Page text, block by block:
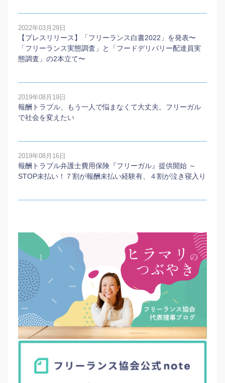
2022年03月29日
【プレスリリース】「フリーランス白書2022」を発表〜
「フリーランス実態調査」と「フードデリバリー配達員実
態調査」の2本⽴て〜
2019年08月19日
報酬トラブル、もう一人で悩まなくて大丈夫。フリーガル
で社会を変えたい
2019年08月16日
報酬トラブル弁護士費用保険『フリーガル』提供開始 ～
STOP未払い！７割が報酬未払い経験有、４割が泣き寝入り